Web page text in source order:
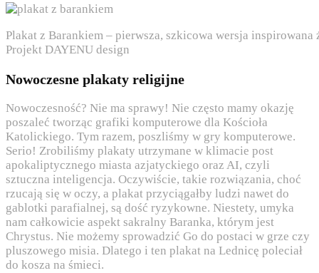
Plakat z Barankiem – pierwsza, szkicowa wersja
Projekt DAYENU design
Nowoczesne plakaty religijne
Nowoczesność? Nie ma sprawy! Nie często mamy okazję
poszaleć tworząc grafiki komputerowe dla Kościoła
Katolickiego. Tym razem, poszliśmy w gry komputerowe.
Serio! Zrobiliśmy plakaty utrzymane w klimacie post
apokaliptycznego miasta azjatyckiego oraz AI, czyli
sztuczna inteligencja. Oczywiście, takie rozwiązania, choć
rzucają się w oczy, a plakat przyciągałby ludzi nawet do
gablotki parafialnej, są dość ryzykowne. Niestety, umyka
nam całkowicie aspekt sakralny Baranka, którym jest
Chrystus. Nie możemy sprowadzić Go do postaci w grze czy
pluszowego misia. Dlatego i ten plakat na Lednicę poleciał
do kosza na śmieci.